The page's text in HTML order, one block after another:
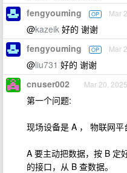
fengyouming OP Mar
@kazeik 好的 谢谢
fengyouming OP Mar
@liu731 好的 谢谢
cnuser002 Mar 20, 2025
第一个问题:
现场设备是 A ， 物联网
A 要主动把数据，按 B 定
的接口，从 B 查数据。